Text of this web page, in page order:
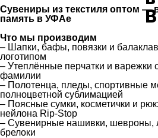
Сувениры из текстиля оптом —
память в УФАе
Что мы производим
– Шапки, бафы, повязки и
логотипом
– Утеплённые перчатки и
фамилии
– Полотенца, пледы, спортивные
полноцветной сублимацией
– Поясные сумки, косметички и
нейлона Rip-Stop
– Сувенирные нашивки, шевроны,
брелоки